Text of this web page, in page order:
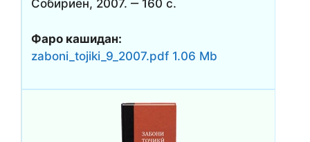
Собириён, 2007. ‒ 160 с.
Фаро кашидан:
zaboni_tojiki_9_2007.pdf 1.06 Mb